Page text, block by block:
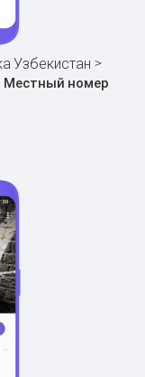
Узбекистан >
Местный номер